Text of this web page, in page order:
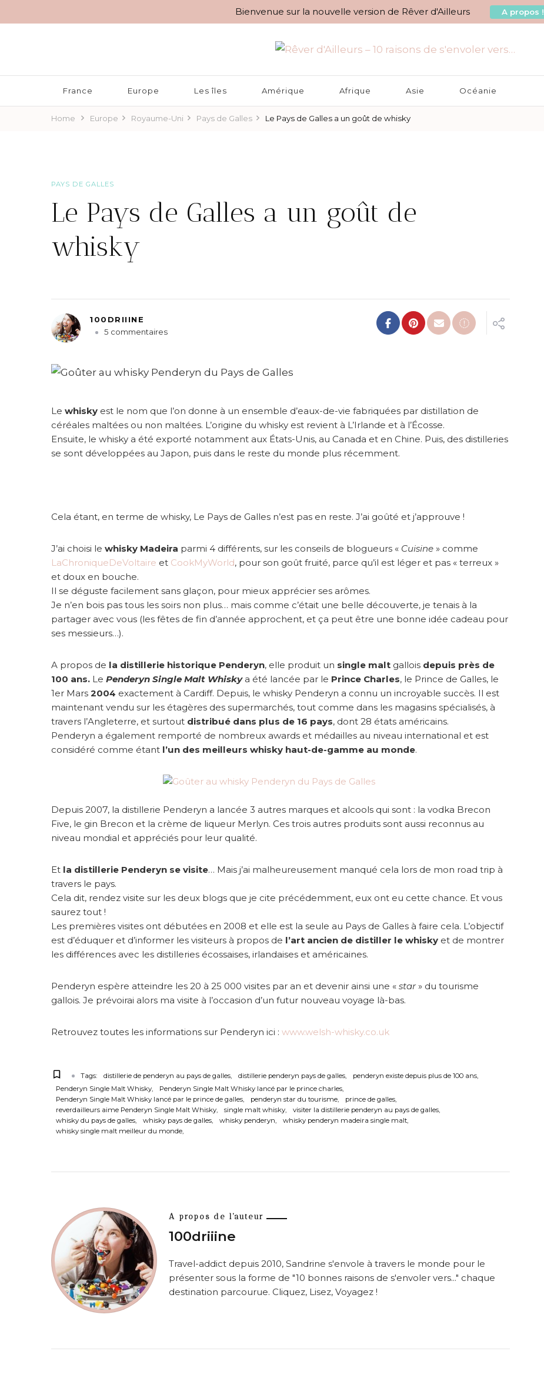
Bienvenue sur la nouvelle version de Rêver d'Ailleurs A propos !
Rêver d'Ailleurs – 10 raisons de s'envoler vers…
France Europe Les îles Amérique Afrique Asie Océanie
Home Europe Royaume-Uni Pays de Galles Le Pays de Galles a un goût de whisky
PAYS DE GALLES
Le Pays de Galles a un goût de
whisky
100DRIIINE
5 commentairess
s
d
e
e
u
n
o
û
t
h
i
s
Le whisky est le nom que l’on donne à un ensemble d’eaux-de-vie fabriquées par distillation de
céréales maltées ou non maltées. L’origine du whisky est revient à L’Irlande et à l’Écosse.
Ensuite, le whisky a été exporté notamment aux États-Unis, au Canada et en Chine. Puis, des distilleries
se sont développées au Japon, puis dans le reste du monde plus récemment.
Cela étant, en terme de whisky, Le Pays de Galles n’est pas en reste. J’ai goûté et j’approuve !
J’ai choisi le whisky Madeira parmi 4 différents, sur les conseils de blogueurs « Cuisine » comme
LaChroniqueDeVoltaire et CookMyWorld, pour son goût fruité, parce qu’il est léger et pas « terreux »
et doux en bouche.
Il se déguste facilement sans glaçon, pour mieux apprécier ses arômes.
Je n’en bois pas tous les soirs non plus… mais comme c’était une belle découverte, je tenais à la
partager avec vous (les fêtes de fin d’année approchent, et ça peut être une bonne idée cadeau pour
ses messieurs…).
A propos de la distillerie historique Penderyn, elle produit un single malt gallois depuis près de
100 ans. Le Penderyn Single Malt Whiskya été lancée par le Prince Charles, le Prince de Galles, le
1er Mars 2004 exactement à Cardiff. Depuis, le whisky Penderyn a connu un incroyable succès. Il est
maintenant vendu sur les étagères des supermarchés, tout comme dans les magasins spécialisés, à
travers l’Angleterre, et surtout distribué dans plus de 16 pays, dont 28 états américains.
Penderyn a également remporté de nombreux awards et médailles au niveau international et est
considéré comme étant l’un des meilleurs whisky haut-de-gamme au monde.
Depuis 2007, la distillerie Penderyn a lancée 3 autres marques et alcools qui sont : la vodka Brecon
Five, le gin Brecon et la crème de liqueur Merlyn. Ces trois autres produits sont aussi reconnus au
niveau mondial et appréciés pour leur qualité.
Et la distillerie Penderyn se visite… Mais j’ai malheureusement manqué cela lors de mon road trip à
travers le pays.
Cela dit, rendez visite sur les deux blogs que je cite précédemment, eux ont eu cette chance. Et vous
saurez tout !
Les premières visites ont débutées en 2008 et elle est la seule au Pays de Galles à faire cela. L’objectif
est d’éduquer et d’informer les visiteurs à propos de l’art ancien de distiller le whisky et de montrer
les différences avec les distilleries écossaises, irlandaises et américaines.
Penderyn espère atteindre les 20 à 25 000 visites par an et devenir ainsi une « star» du tourisme
gallois. Je prévoirai alors ma visite à l’occasion d’un futur nouveau voyage là-bas.
Retrouvez toutes les informations sur Penderyn ici : www.welsh-whisky.co.uk
Tags: distillerie de penderyn au pays de galles distillerie penderyn pays de galles
penderyn existe depuis plus de 100 ans
Penderyn Single Malt Whisky
Penderyn Single Malt Whisky lancé par le prince charles
Penderyn Single Malt Whisky lancé par le prince de galles
penderyn star du tourisme
prince de galles
reverdailleurs aime Penderyn Single Malt Whisky
single malt whisky
visiter la distillerie penderyn au pays de galles
whisky du pays de galles
whisky pays de galles whisky penderyn
whisky penderyn madeira single malt
whisky single malt meilleur du monde
A propos de l'auteur
100driiine
Travel-addict depuis 2010, Sandrine s'envole à travers le monde pour le
présenter sous la forme de "10 bonnes raisons de s'envoler vers..." chaque
destination parcourue. Cliquez, Lisez, Voyagez !